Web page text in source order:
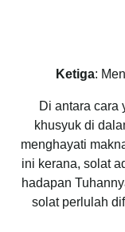
Ketiga:
Di antara cara
khusyuk di
menghayati
ini kerana, solat
hadapan
solat perlulah